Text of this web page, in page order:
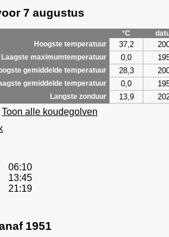
7 augustus
°C
Hoogste temperatuur
37,2
Laagste maximumtemperatuur 0,0
gemiddelde temperatuur 28,3
gemiddelde temperatuur 0,0
Langste zonduur 13,9
Toon alle koudegolven
06:10
13:45
21:19
1951